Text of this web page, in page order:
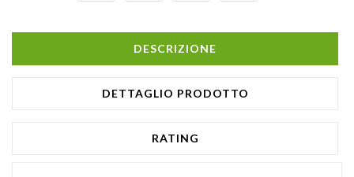
DESCRIZIONE
DETTAGLIO PRODOTTO
RATING